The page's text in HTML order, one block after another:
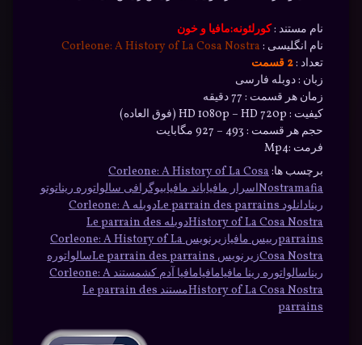
نام مستند :کورلئونه:مافیا و خون
نام انگلیسی : Corleone: A History of La Cosa Nostra
تعداد :2 قسمت
زبان : دوبله فارسی
زمان هر قسمت : 77 دقیقه
کیفیت : HD 1080p – HD 720p (فوق العاده)
حجم هر قسمت : 493 – 927 مگابایت
فرمت :Mp4
برچسب ها:Corleone: A History of La Cosa
Nostramafia اسرار مافیاباند مافیابیوگرافی سالواتوره ریناتوتو
رینادانلود Le parrain des parrains
دوبله Corleone: A
History of La Cosa Nostra
دوبله Le parrain des
parrainsرییس مافیا
زیرنویس Corleone: A History of La
Cosa Nostraزیرنویس Le parrain des parrains
سالواتوره
ریناسالواتوره رینا مافیامافیامافیا آدم کش
مستند Corleone: A
History of La Cosa Nostra
مستند Le parrain des
parrains